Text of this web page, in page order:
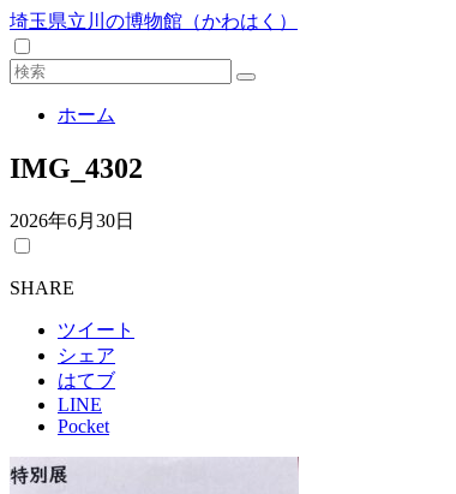
埼玉県立川の博物館（かわはく）
ホーム
IMG_4302
2026年6月30日
SHARE
ツイート
シェア
はてブ
LINE
Pocket